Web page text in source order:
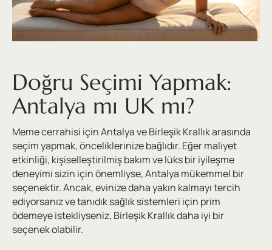
Doğru Seçimi Yapmak:
Antalya mı UK mı?
Meme cerrahisi için Antalya ve Birleşik Krallık arasında
seçim yapmak, önceliklerinize bağlıdır. Eğer maliyet
etkinliği, kişiselleştirilmiş bakım ve lüks bir iyileşme
deneyimi sizin için önemliyse, Antalya mükemmel bir
seçenektir. Ancak, evinize daha yakın kalmayı tercih
ediyorsanız ve tanıdık sağlık sistemleri için prim
ödemeye istekliyseniz, Birleşik Krallık daha iyi bir
seçenek olabilir.